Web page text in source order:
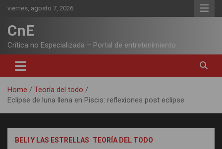
Skip
content
viernes, agosto 7, 2026
CnE
Crítica no Especializada – Portal de entretenimiento
Home
Teoría del todo
Eclipse de luna llena en Piscis: reflexiones post eclipse
BELI Y LAS ESTRELLAS TEORÍA DEL TODO